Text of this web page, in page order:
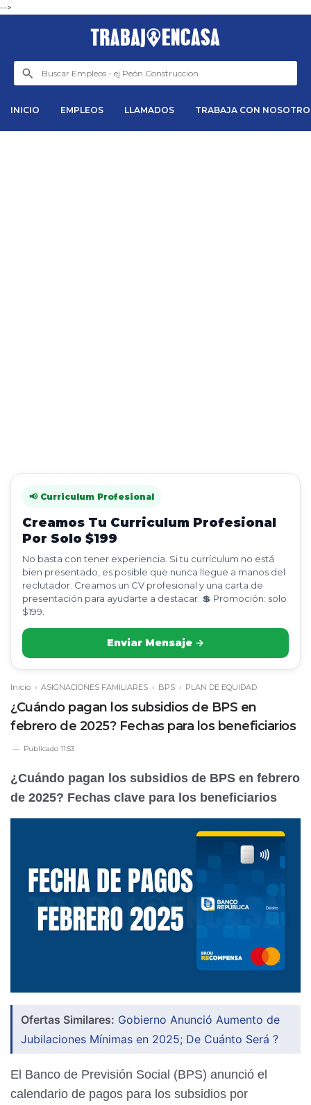
-->
INICIO EMPLEOS LLAMADOS TRABAJA CON
📢 Curriculum Profesional
Creamos Tu Curriculum Profesional
Por Solo $199
No basta con tener experiencia. Si tu currículum no está
bien presentado, es posible que nunca llegue a manos del
reclutador. Creamos un CV profesional y una carta de
presentación para ayudarte a destacar. 💲 Promoción: solo
$199.
Enviar Mensaje →
Inicio › ASIGNACIONES FAMILIARES › BPS › PLAN DE EQUIDAD
¿Cuándo pagan los subsidios de BPS en
febrero de 2025? Fechas para los beneficiarios
Publicado 11:53
¿Cuándo pagan los subsidios de BPS en febrero
de 2025? Fechas clave para los beneficiarios
Ofertas Similares: Gobierno Anunció Aumento de
Jubilaciones Mínimas en 2025; De Cuánto Será ?
El Banco de Previsión Social (BPS) anunció el
calendario de pagos para los subsidios por